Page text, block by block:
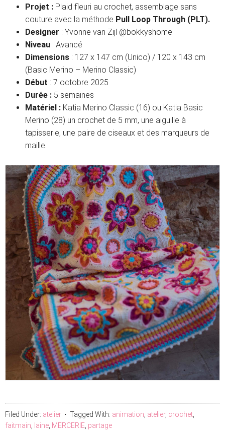
Projet : Plaid fleuri au crochet, assemblage sans
couture avec la méthode Pull Loop Through (PLT).
Designer : Yvonne van Zijl @bokkyshome
Niveau : Avancé
Dimensions : 127 x 147 cm (Unico) / 120 x 143 cm
(Basic Merino – Merino Classic)
Début : 7 octobre 2025
Durée : 5 semaines
Matériel : Katia Merino Classic (16) ou Katia Basic
Merino (28) un crochet de 5 mm, une aiguille à
tapisserie, une paire de ciseaux et des marqueurs de
maille.
Filed Under: atelier Tagged With: animation atelier, crochet
faitmain
laine MERCERIE partage